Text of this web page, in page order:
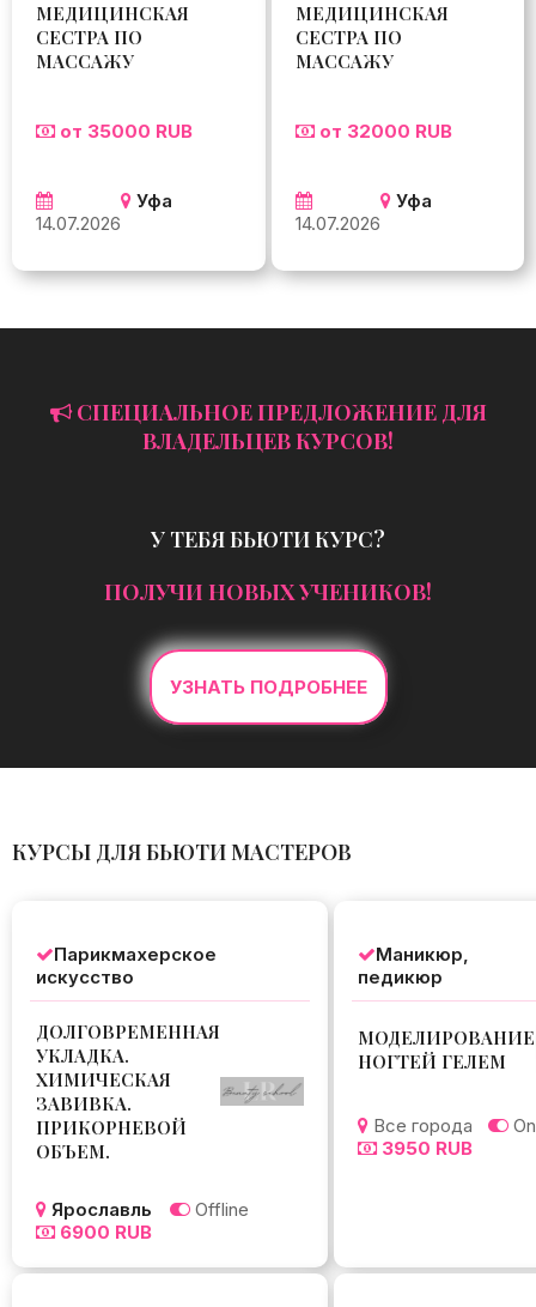
МЕДИЦИНСКАЯ
СЕСТРА ПО
МАССАЖУ
от 35000 RUB
14.07.2026
Уфа
МЕДИЦИНСКАЯ
СЕСТРА ПО
МАССАЖУ
от 32000 RUB
14.07.2026
Уфа
СПЕЦИАЛЬНОЕ ПРЕДЛОЖЕНИЕ ДЛЯ
ВЛАДЕЛЬЦЕВ КУРСОВ!
У ТЕБЯ БЬЮТИ КУРС?
ПОЛУЧИ НОВЫХ УЧЕНИКОВ!
УЗНАТЬ ПОДРОБНЕЕ
КУРСЫ ДЛЯ БЬЮТИ МАСТЕРОВ
Парикмахерское
искусство
ДОЛГОВРЕМЕННАЯ
УКЛАДКА.
ХИМИЧЕСКАЯ
ЗАВИВКА.
ПРИКОРНЕВОЙ
ОБЪЕМ.
Ярославль
Offline
6900 RUB
Маникюр,
педикюр
МОДЕЛИРОВАНИЕ
НОГТЕЙ ГЕЛЕМ
Все города
3950 RUB